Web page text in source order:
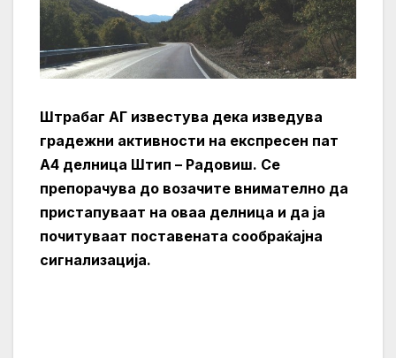
Штрабаг АГ известува дека изведува
градежни активности на експресен пат
А4 делница Штип – Радовиш. Се
препорачува до возачите внимателно да
пристапуваат на оваа делница и да ја
почитуваат поставената сообраќајна
сигнализација.